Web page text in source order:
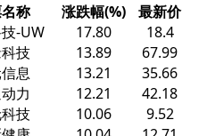
称 涨跌幅(%)
最新价
-UW 17.80
18.4
技 13.89
67.99
息 13.21
35.66
力 12.21
42.18
技 10.06
9.52